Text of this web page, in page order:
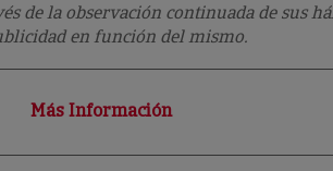
de la observación continuada de sus
en función del mismo.
Más Información